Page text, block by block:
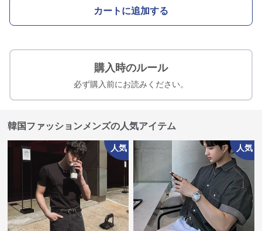
カートに追加する
購入時のルール
必ず購入前にお読みください。
韓国ファッションメンズの人気アイテム
人気 人気